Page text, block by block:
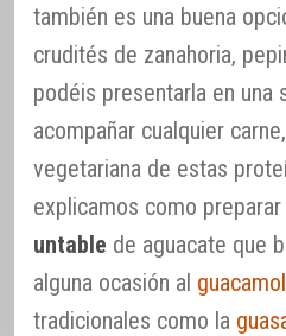
también es una buena
crudités de zanahoria,
podéis presentarla en una
acompañar cualquier
vegetariana de estas
explicamos como
untable de aguacate que
alguna ocasión al
tradicionales como la